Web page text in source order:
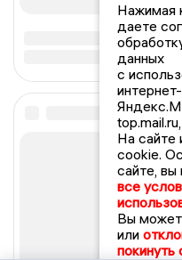
Нажимая
даете
данных
с
На сайте
cookie.
сайте, вы
все
Вы
или
покинуть